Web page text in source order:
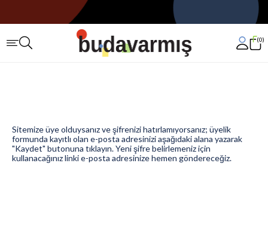
0
Sitemize üye olduysanız ve şifrenizi hatırlamıyorsanız; üyelik
formunda kayıtlı olan e-posta adresinizi aşağıdaki alana yazarak
"Kaydet" butonuna tıklayın. Yeni şifre belirlemeniz için
kullanacağınız linki e-posta adresinize hemen göndereceğiz.